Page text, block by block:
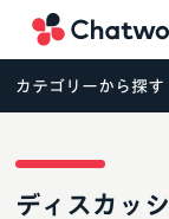
カテゴリーから探す
ディスカッ